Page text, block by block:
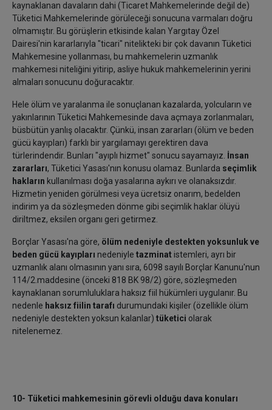
kaynaklanan davaların dahi (Ticaret Mahkemelerinde değil de)
Tüketici Mahkemelerinde görüleceği sonucuna varmaları doğru
olmamıştır. Bu görüşlerin etkisinde kalan Yargıtay Özel
Dairesi'nin kararlarıyla "ticari" nitelikteki bir çok davanın Tüketici
Mahkemesine yollanması, bu mahkemelerin uzmanlık
mahkemesi niteliğini yitirip, asliye hukuk mahkemelerinin yerini
almaları sonucunu doğuracaktır.
Hele ölüm ve yaralanma ile sonuçlanan kazalarda, yolcuların ve
yakınlarının Tüketici Mahkemesinde dava açmaya zorlanmaları,
büsbütün yanlış olacaktır. Çünkü, insan zararları (ölüm ve beden
gücü kayıpları) farklı bir yargılamayı gerektiren dava
türlerindendir. Bunları "ayıplı hizmet" sonucu sayamayız. İnsan
zararları, Tüketici Yasası'nın konusu olamaz. Bunlarda seçimlik
hakların kullanılması doğa yasalarına aykırı ve olanaksızdır.
Hizmetin yeniden görülmesi veya ücretsiz onarım, bedelden
indirim ya da sözleşmeden dönme gibi seçimlik haklar ölüyü
diriltmez, eksilen organı geri getirmez.
Borçlar Yasası'na göre, ölüm nedeniyle destekten yoksunluk ve
beden gücü kayıpları nedeniyle tazminatistemleri, ayrı bir
uzmanlık alanı olmasının yanı sıra, 6098 sayılı Borçlar Kanunu'nun
114/2.maddesine (önceki 818 BK 98/2) göre, sözleşmeden
kaynaklanan sorumluluklara haksız fiil hükümleri uygulanır. Bu
nedenle haksız fiilin tarafı durumundaki kişiler (özellikle ölüm
nedeniyle destekten yoksun kalanlar) tüketici olarak
nitelenemez.
10- Tüketici mahkemesinin görevli olduğu dava konuları